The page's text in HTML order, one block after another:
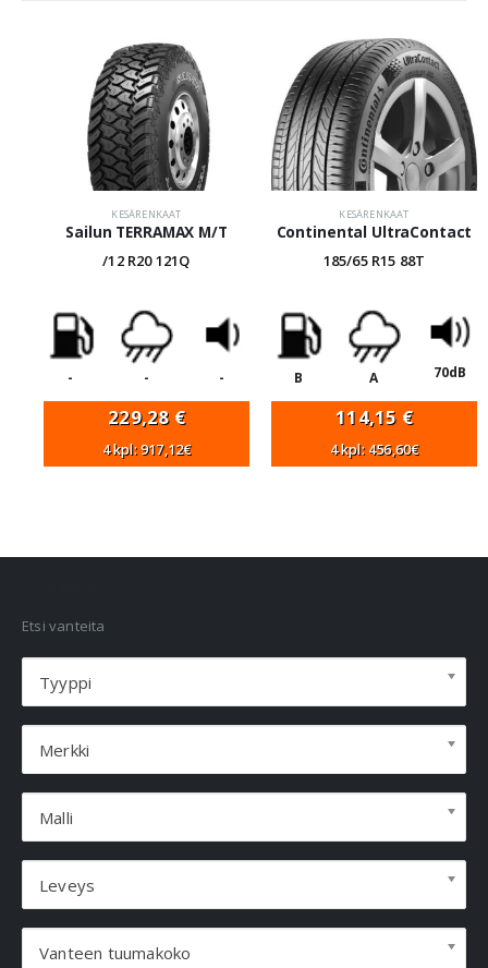
KESÄRENKAAT
Sailun TERRAMAX M/T
/12 R20 121Q
- - -
229,28 €
4 kpl: 917,12€
KESÄRENKAAT
Continental UltraContact
185/65 R15 88T
B A 70dB
114,15 €
4 kpl: 456,60€
Etsi vanteita
Tyyppi
Merkki
Malli
Leveys
Vanteen tuumakoko